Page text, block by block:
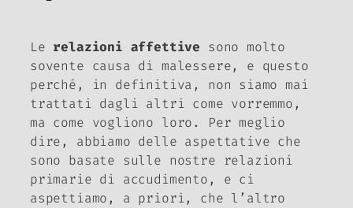
Le relazioni affettive sono molto
sovente causa di malessere, e questo
perché, in definitiva, non siamo mai
trattati dagli altri come vorremmo,
ma come vogliono loro. Per meglio
dire, abbiamo delle aspettative che
sono basate sulle nostre relazioni
primarie di accudimento, e ci
aspettiamo, a priori, che l’altro